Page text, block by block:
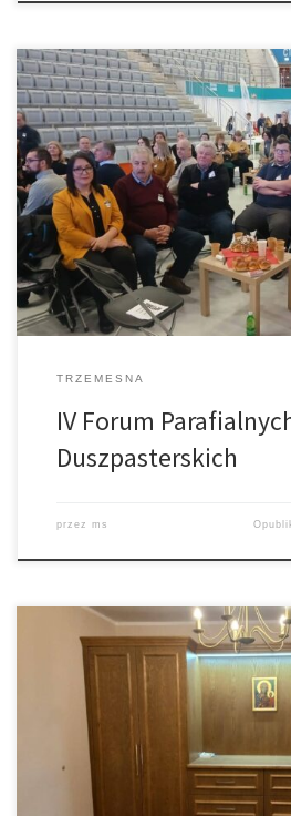
W Tarnowie 22 listopada odbyło się IV
Duszpasterskich, którego tematem
na jej wzór wydarzenie zostało
zasiedli przy stolikach, ciastku i kawie,
wspólnie rozmawiać na ich temat,
parafie. Spotkanie zakończyła […]
TRZEMESNA
IV Forum
Duszpasterskich
przez ms
Z serca pragniemy podziękować
w jakikolwiek sposób przyczynili się do
zakrystii. Wasza ofiarność, życzliwość i
działania są pięknym świadectwem
dbałości o godne przygotowanie
Waszemu
wsparciu możliwe było